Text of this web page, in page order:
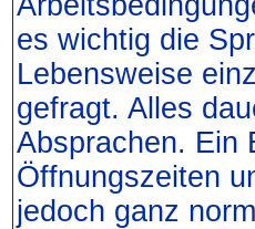
es wichtig die
Lebensweise
gefragt. Alles
Absprachen. Ein
Öffnungszeiten
jedoch ganz